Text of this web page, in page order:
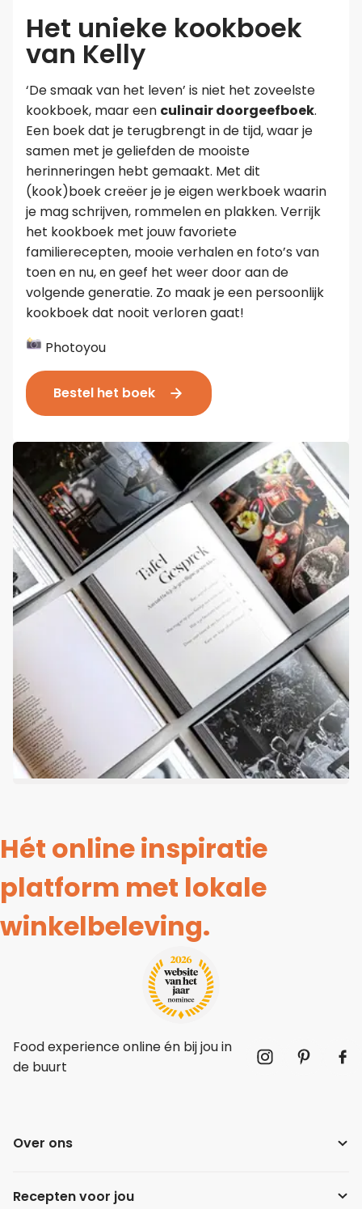
Het unieke kookboek
van Kelly
‘De smaak van het leven’ is niet het zoveelste
kookboek, maar een culinair doorgeefboek.
Een boek dat je terugbrengt in de tijd, waar je
samen met je geliefden de mooiste
herinneringen hebt gemaakt. Met dit
(kook)boek creëer je je eigen werkboek waarin
je mag schrijven, rommelen en plakken. Verrijk
het kookboek met jouw favoriete
familierecepten, mooie verhalen en foto’s van
toen en nu, en geef het weer door aan de
volgende generatie. Zo maak je een persoonlijk
kookboek dat nooit verloren gaat!
Photoyou
Bestel het boek
Hét online inspiratie
platform met lokale
winkelbeleving.
Food experience online én bij jou in
de buurt
Over ons
Recepten voor jou